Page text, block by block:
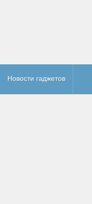
Новости гаджетов